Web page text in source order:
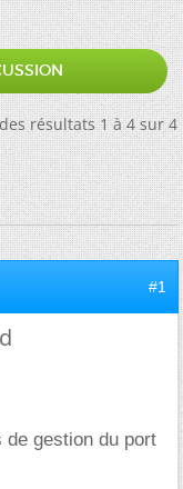
résultats 1 à 4 sur 4
#1
de gestion du port